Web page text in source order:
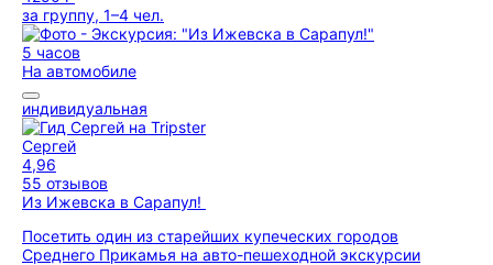
за группу, 1–4 чел.
5 часов
На автомобиле
индивидуальная
Сергей
4,96
55 отзывов
Из Ижевска в Сарапул!
Посетить один из старейших купеческих городов
Среднего Прикамья на авто-пешеходной экскурсии